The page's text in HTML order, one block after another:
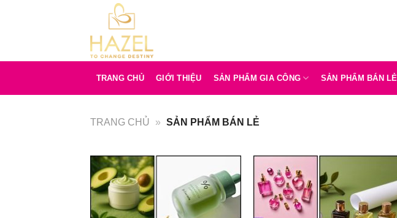
TRANG CHỦ GIỚI THIỆU SẢN PHẨM GIA CÔNG SẢN PHẨM BÁN LẺ
TRANG CHỦ » SẢN PHẨM BÁN LẺ